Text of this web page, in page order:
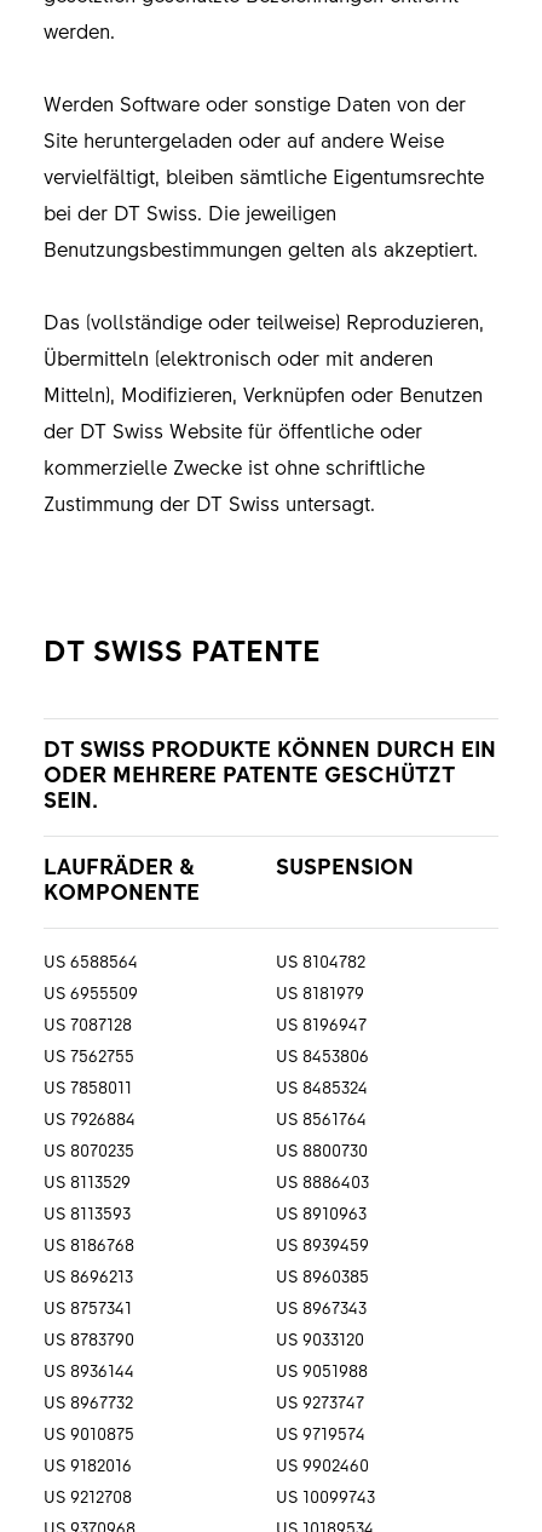
werden.
Werden Software oder sonstige Daten von der
Site heruntergeladen oder auf andere Weise
vervielfältigt, bleiben sämtliche Eigentumsrechte
bei der DT Swiss. Die jeweiligen
Benutzungsbestimmungen gelten als akzeptiert.
Das (vollständige oder teilweise) Reproduzieren,
Übermitteln (elektronisch oder mit anderen
Mitteln), Modifizieren, Verknüpfen oder Benutzen
der DT Swiss Website für öffentliche oder
kommerzielle Zwecke ist ohne schriftliche
Zustimmung der DT Swiss untersagt.
DT SWISS PATENTE
DT SWISS PRODUKTE KÖNNEN DURCH EIN
ODER MEHRERE PATENTE GESCHÜTZT
SEIN.
LAUFRÄDER &
KOMPONENTE
SUSPENSION
US 6588564
US 6955509
US 7087128
US 7562755
US 7858011
US 7926884
US 8070235
US 8113529
US 8113593
US 8186768
US 8696213
US 8757341
US 8783790
US 8936144
US 8967732
US 9010875
US 9182016
US 9212708
US 9370968
US 8104782
US 8181979
US 8196947
US 8453806
US 8485324
US 8561764
US 8800730
US 8886403
US 8910963
US 8939459
US 8960385
US 8967343
US 9033120
US 9051988
US 9273747
US 9719574
US 9902460
US 10099743
US 10189534